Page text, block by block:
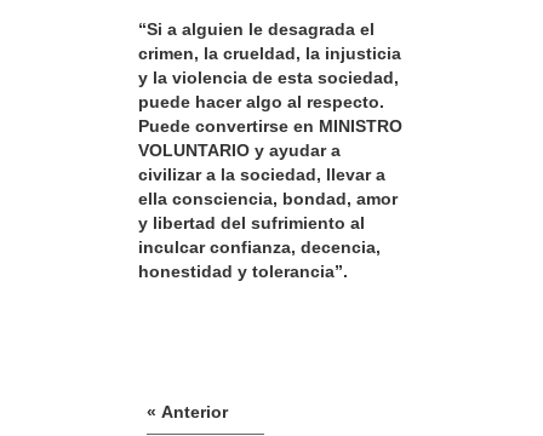
“Si a alguien le desagrada el
crimen, la crueldad, la injusticia
y la violencia de esta sociedad,
puede hacer algo al respecto.
Puede convertirse en MINISTRO
VOLUNTARIO y ayudar a
civilizar a la sociedad, llevar a
ella consciencia, bondad, amor
y libertad del sufrimiento al
inculcar confianza, decencia,
honestidad y tolerancia”.
« Anterior